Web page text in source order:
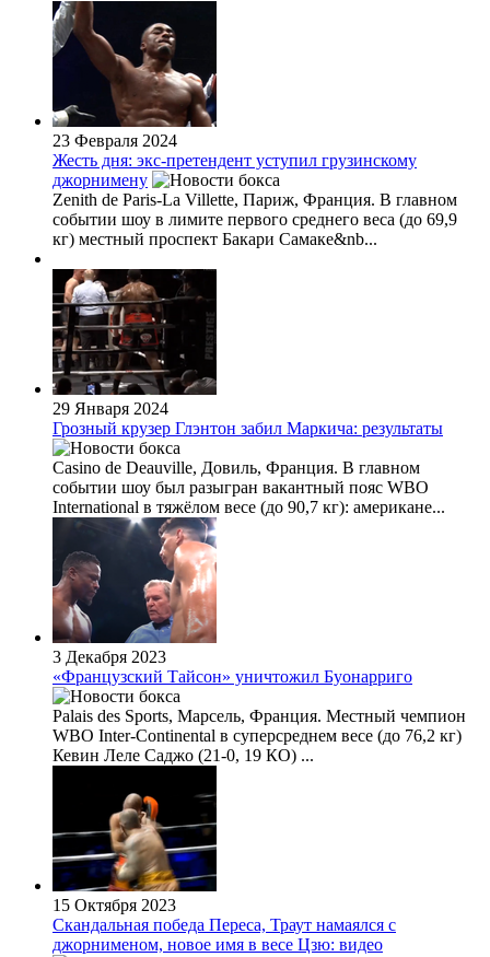
23 Февраля 2024
Жесть дня: экс-претендент уступил грузинскому
джорнимену
Zenith de Paris-La Villette, Париж, Франция. В главном
событии шоу в лимите первого среднего веса (до 69,9
кг) местный проспект Бакари Самаке&nb...
29 Января 2024
Грозный крузер Глэнтон забил Маркича: результаты
Casino de Deauville, Довиль, Франция. В главном
событии шоу был разыгран вакантный пояс WBO
International в тяжёлом весе (до 90,7 кг): американе...
3 Декабря 2023
«Французский Тайсон» уничтожил Буонарриго
Palais des Sports, Марсель, Франция. Местный чемпион
WBO Inter-Continental в суперсреднем весе (до 76,2 кг)
Кевин Леле Саджо (21-0, 19 КО) ...
15 Октября 2023
Скандальная победа Переса, Траут намаялся с
джорнименом, новое имя в весе Цзю: видео